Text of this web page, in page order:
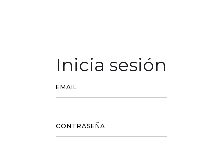
Inicia sesión
EMAIL
CONTRASEÑA